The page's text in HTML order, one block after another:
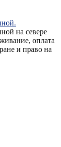
на севере
оплата
и право на